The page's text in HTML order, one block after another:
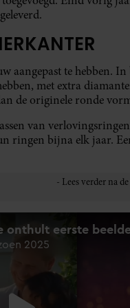
aangepast te hebben.
met extra
de originele ronde
van
ringen bijna elk jaar.